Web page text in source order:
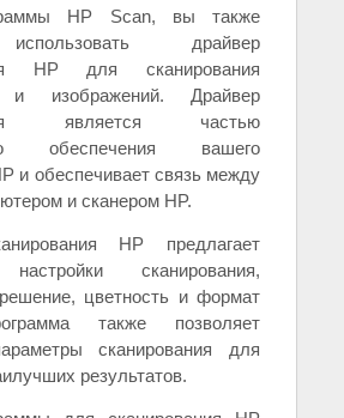
HP Scan, вы также
драйвер
HP для сканирования
и изображений. Драйвер
является частью
обеспечения вашего
и обеспечивает связь между
и сканером HP.
HP предлагает
сканирования,
цветность и формат
также позволяет
сканирования для
результатов.